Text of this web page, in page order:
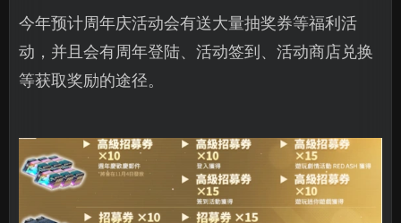
今年预计周年庆活动会有送大量抽奖券等福利活
动，并且会有周年登陆、活动签到、活动商店兑换
等获取奖励的途径。